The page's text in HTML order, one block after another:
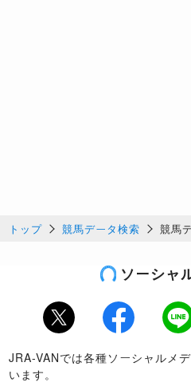
トップ 競馬データ検索 競馬
ソーシャ
Twitter Facebook LINE
JRA-VANでは各種ソーシャルメ
います。